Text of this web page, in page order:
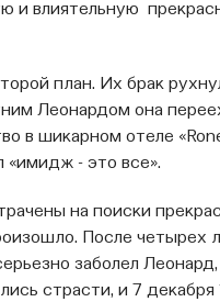
и влиятельную
план. Их брак
Леонардом она
в шикарном отеле
- это все».
на поиски
После четырех
заболел
страсти, и 7 декабря